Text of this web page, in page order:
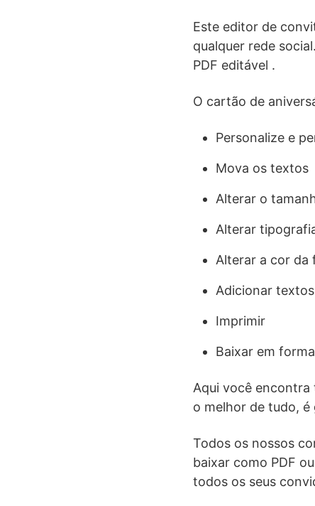
Este editor de
qualquer rede
PDF editável .
O cartão de
Personalize e
Mova os textos
Alterar o
Alterar
Alterar a cor da
Adicionar textos
Imprimir
Baixar em
Aqui você
o melhor de tudo, é
Todos os nossos
baixar como PDF
todos os seus